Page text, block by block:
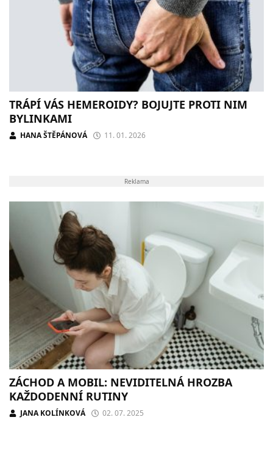
TRÁPÍ VÁS HEMEROIDY? BOJUJTE PROTI NIM
BYLINKAMI
HANA ŠTĚPÁNOVÁ 11. 01. 2026
Reklama
ZÁCHOD A MOBIL: NEVIDITELNÁ HROZBA
KAŽDODENNÍ RUTINY
JANA KOLÍNKOVÁ 02. 07. 2025